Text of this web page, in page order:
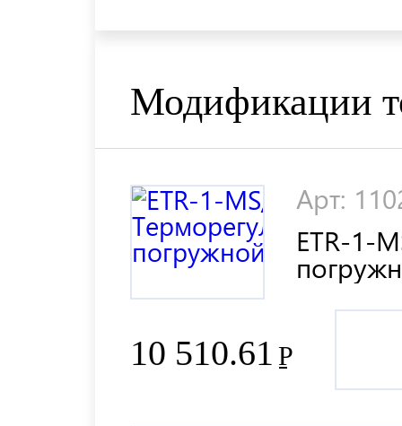
Модификации
10 510.61 Р
Арт:
ETR-1-